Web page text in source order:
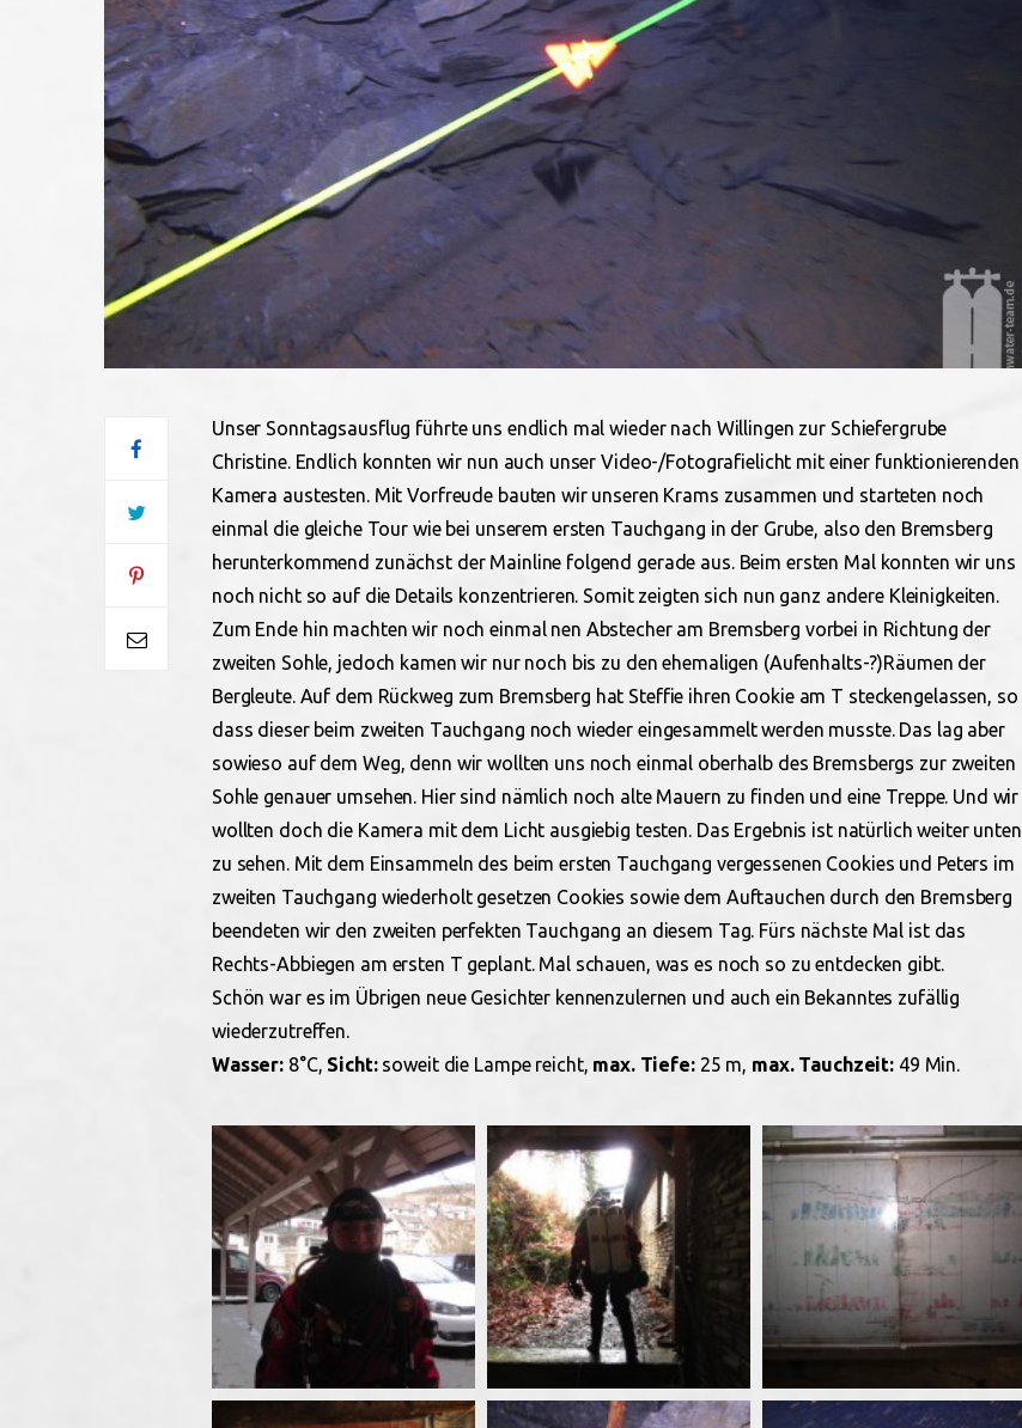
Unser Sonntagsausflug führte uns endlich mal wieder nach Willingen zur Schiefergrube
Christine. Endlich konnten wir nun auch unser Video-/Fotografielicht mit einer funktionierenden
Kamera austesten. Mit Vorfreude bauten wir unseren Krams zusammen und starteten noch
einmal die gleiche Tour wie bei unserem ersten Tauchgang in der Grube, also den Bremsberg
herunterkommend zunächst der Mainline folgend gerade aus. Beim ersten Mal konnten wir uns
noch nicht so auf die Details konzentrieren. Somit zeigten sich nun ganz andere Kleinigkeiten.
Zum Ende hin machten wir noch einmal nen Abstecher am Bremsberg vorbei in Richtung der
zweiten Sohle, jedoch kamen wir nur noch bis zu den ehemaligen (Aufenhalts-?)Räumen der
Bergleute. Auf dem Rückweg zum Bremsberg hat Steffie ihren Cookie am T steckengelassen, so
dass dieser beim zweiten Tauchgang noch wieder eingesammelt werden musste. Das lag aber
sowieso auf dem Weg, denn wir wollten uns noch einmal oberhalb des Bremsbergs zur zweiten
Sohle genauer umsehen. Hier sind nämlich noch alte Mauern zu finden und eine Treppe. Und wir
wollten doch die Kamera mit dem Licht ausgiebig testen. Das Ergebnis ist natürlich weiter unten
zu sehen. Mit dem Einsammeln des beim ersten Tauchgang vergessenen Cookies und Peters im
zweiten Tauchgang wiederholt gesetzen Cookies sowie dem Auftauchen durch den Bremsberg
beendeten wir den zweiten perfekten Tauchgang an diesem Tag. Fürs nächste Mal ist das
Rechts-Abbiegen am ersten T geplant. Mal schauen, was es noch so zu entdecken gibt.
Schön war es im Übrigen neue Gesichter kennenzulernen und auch ein Bekanntes zufällig
wiederzutreffen.
Wasser: 8°C, Sicht:soweit die Lampe reicht, max. Tiefe:25 m, max. Tauchzeit: 49 Min.